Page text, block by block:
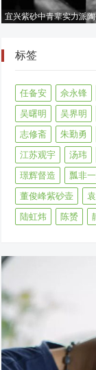
宜兴紫砂中青辈实力派
标签
任备安 佘永锋
吴曙明
吴界明
志修斋
朱勤勇
江苏观宇
汤玮
璟辉督造
瓢非
董俊峰紫砂壶
陆虹炜
陈赟